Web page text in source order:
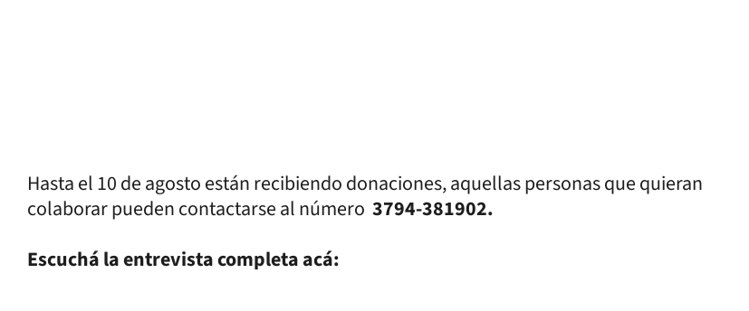
Hasta el 10 de agosto están recibiendo donaciones, aquellas personas que quieran
colaborar pueden contactarse al número 3794-381902.
Escuchá la entrevista completa acá: